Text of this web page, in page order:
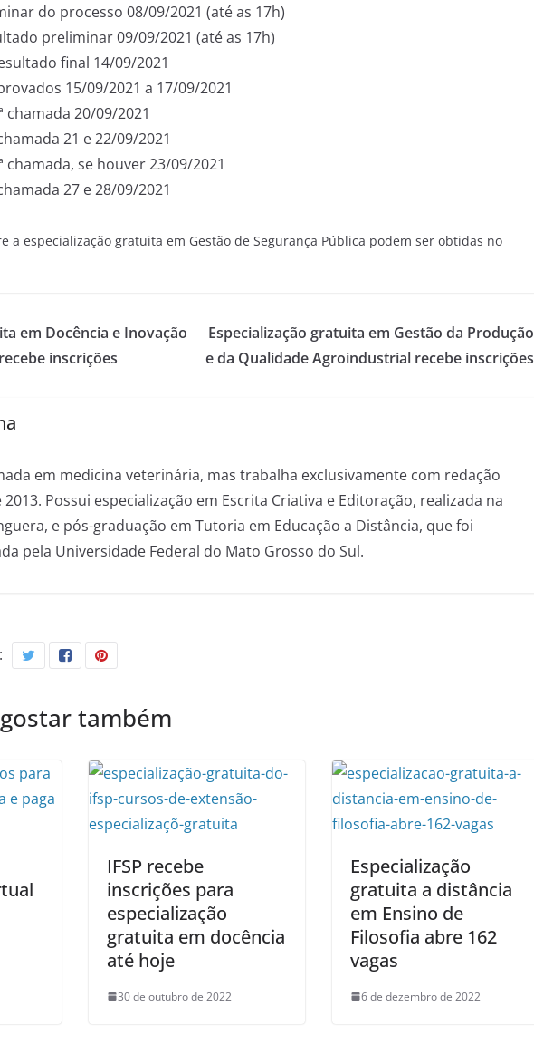
do processo 08/09/2021 (até as 17h)
preliminar 09/09/2021 (até as 17h)
final 14/09/2021
15/09/2021 a 17/09/2021
chamada 20/09/2021
21 e 22/09/2021
chamada, se houver 23/09/2021
27 e 28/09/2021
a especialização gratuita em Gestão de Segurança Pública podem ser obtidas no
em Docência e Inovação
inscrições
Especialização gratuita em Gestão da Produção
e da Qualidade Agroindustrial recebe inscrições
em medicina veterinária, mas trabalha exclusivamente com redação
2013. Possui especialização em Escrita Criativa e Editoração, realizada na
e pós-graduação em Tutoria em Educação a Distância, que foi
pela Universidade Federal do Mato Grosso do Sul.
também
IFSP recebe
inscrições para
especialização
gratuita em docência
até hoje
30 de outubro de 2022
Especialização
gratuita a distância
em Ensino de
Filosofia abre 162
vagas
6 de dezembro de 2022